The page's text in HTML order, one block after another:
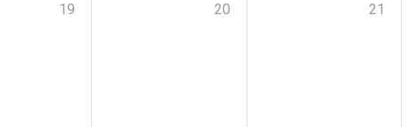
19 20 21